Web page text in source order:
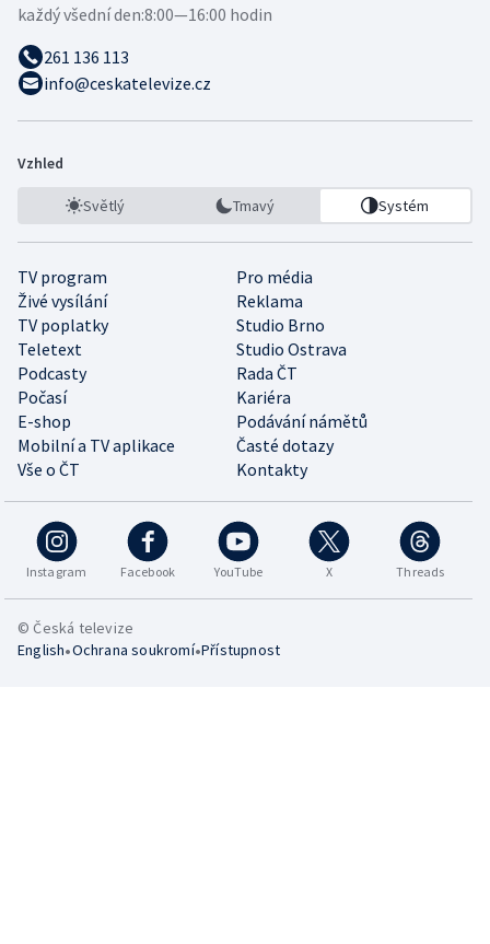
každý všední den:8:00—16:00 hodin
261 136 113
info@ceskatelevize.cz
Vzhled
Světlý Tmavý Systém
TV program
Pro média
Živé vysílání
Reklama
TV poplatky
Studio Brno
Teletext
Studio Ostrava
Podcasty
Rada ČT
Počasí
Kariéra
E-shop
Podávání námětů
Mobilní a TV aplikace
Časté dotazy
Vše o ČT
Kontakty
Instagram Facebook YouTube X Threads
© Česká televize
English•Ochrana soukromí•Přístupnost